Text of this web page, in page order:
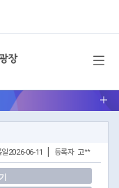
메뉴 열기
서브메뉴 열기
일2026-06-11 등록자 고**